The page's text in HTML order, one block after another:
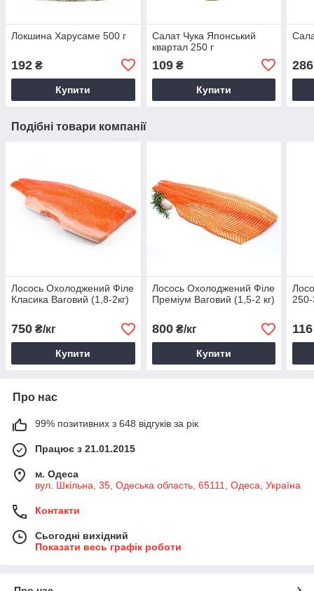
Локшина Харусаме 500 г
192 ₴
Купити
Салат Чука Японський
квартал 250 г
109₴
Купити
286
Подібні товари компанії
Лосось Охолоджений Філе
Класика Ваговий (1,8-2кг)
750 ₴/кг
Купити
Лосось Охолоджений Філе
Преміум Ваговий (1,5-2 кг)
800₴/кг
Купити
250-
116
Про нас
99% позитивних з 648 відгуків за рік
Працює з 21.01.2015
м. Одеса
вул. Шкільна, 35, Одеська область, 65111, Одеса, Україна
Контакти
Сьогодні вихідний
Показати весь графік роботи